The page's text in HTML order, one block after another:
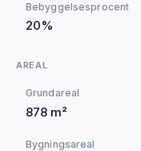
Bebyggelsesprocent
20%
AREAL
Grundareal
878 m²
Bygningsareal